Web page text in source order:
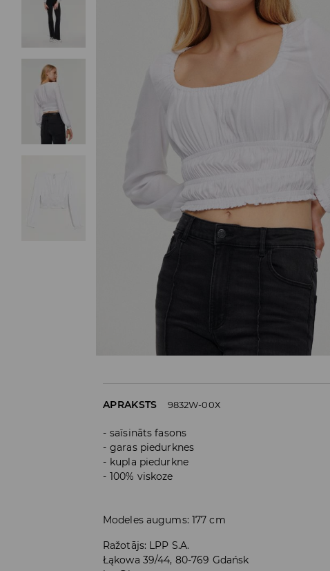
APRAKSTS 9832W-00X
saīsināts fasons
garas piedurknes
kupla piedurkne
100% viskoze
Modeles augums: 177 cm
Ražotājs: LPP S.A.
Łąkowa 39/44, 80-769 Gdańsk